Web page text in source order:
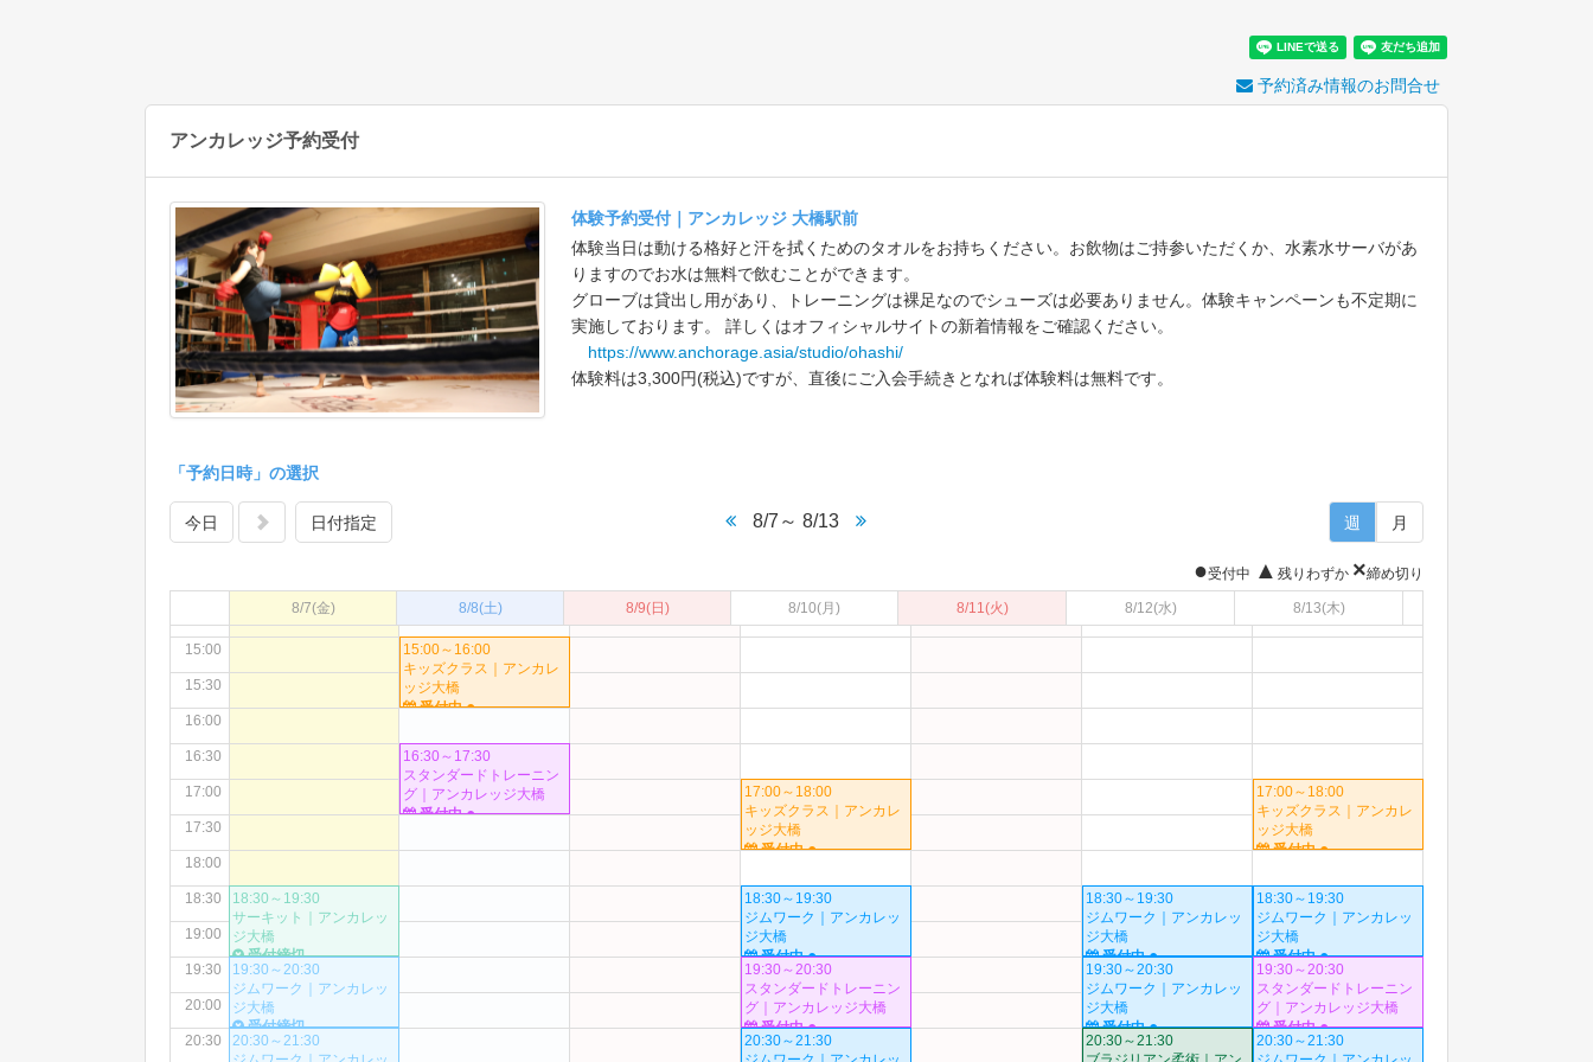
予約済み情報のお問合せ
アンカレッジ予約受付
体験予約受付｜アンカレッジ 大橋駅前
体験当日は動ける格好と汗を拭くためのタオルをお持ちください。お飲物はご持参いただくか、水素水サーバがあ
りますのでお水は無料で飲むことができます。
グローブは貸出し用があり、トレーニングは裸足なのでシューズは必要ありません。体験キャンペーンも不定期に
実施しております。 詳しくはオフィシャルサイトの新着情報をご確認ください。
https://www.anchorage.asia/studio/ohashi/
体験料は3,300円(税込)ですが、直後にご入会手続きとなれば体験料は無料です。
「予約日時」の選択
今日 日付指定 8/7～ 8/13 週 月
●受付中 ▲ 残りわずか ×締め切り
8/7(金) 8/8(土) 8/9(日) 8/10(月) 8/11 (火) 8/12(水) 8/13(木)
08:00
09:00
09:30
10:00
10:30
11:00
11:30
12:30
13:00
13:30
15:00
15:30
16:00
16:30
17:00
17:30
18:00
18:30
19:00
19:30
20:00
20:30
18:30～19:30
サーキット｜アンカレッ
ジ大橋
受付締切
19:30～20:30
ジムワーク｜アンカレッ
ジ大橋
受付締切
20:30～21:30
11:00～12:00
ジムワーク｜アンカレッ
ジ大橋
受付中 ●
15:00～16:00
キッズクラス｜アンカレ
ッジ大橋
受付中 ●
16:30～17:30
スタンダードトレーニン
グ｜アンカレッジ大橋
受付中 ●
11:00～12:00
サーキット｜アンカレッ
10:00～11:00
ルーシーダットン｜アン
カレッジ大橋
受付中 ●
11:00～12:00
サーキット｜アンカレッ
受付中 ●
17:00～18:00
キッズクラス｜アンカレ
ッジ大橋
受付中 ●
18:30～19:30
ジムワーク｜アンカレッ
ジ大橋
受付中 ●
19:30～20:30
スタンダードトレーニン
グ｜アンカレッジ大橋
受付中 ●
20:30～21:30
18:30～19:30
ジムワーク｜アンカレッ
ジ大橋
受付中 ●
19:30～20:30
ジムワーク｜アンカレッ
ジ大橋
受付中 ●
20:30～21:30
17:00～18:00
キッズクラス｜アンカレ
ッジ大橋
受付中 ●
18:30～19:30
ジムワーク｜アンカレッ
ジ大橋
受付中 ●
19:30～20:30
スタンダードトレーニン
グ｜アンカレッジ大橋
受付中 ●
20:30～21:30